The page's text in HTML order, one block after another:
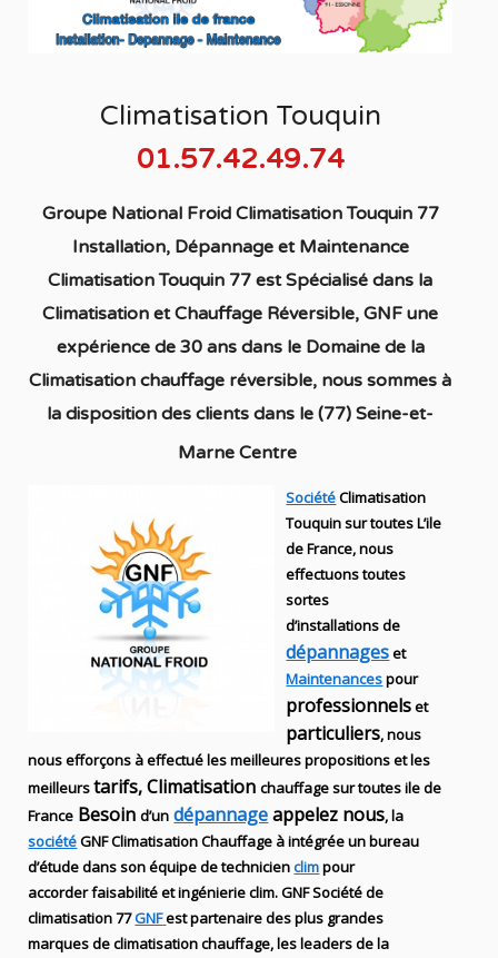
Climatisation Touquin
01.57.42.49.74
Groupe National Froid Climatisation Touquin 77
Installation, Dépannage et Maintenance
Climatisation Touquin 77est Spécialisé dans la
Climatisation et Chauffage Réversible, GNF une
expérience de 30 ans dans le Domaine de la
Climatisation chauffage réversible, nous sommes à
la disposition des clients dans le (77) Seine-et-
Marne Centre
SociétéClimatisation
Touquin sur toutes L’ile
de France, nous
effectuons toutes
sortes
d’installationsde
dépannageset
Maintenancespour
professionnelset
particuliers, nous
nous efforçons à effectué les meilleures propositions et les
meilleurstarifs, Climatisationchauffage sur toutes ile de
France Besoind’un dépannageappelez nous, la
sociétéGNFClimatisation Chauffage à intégrée un bureau
d’étude dans son équipe de technicienclimpour
accorder faisabilité et ingénierieclim.GNFSociété de
climatisation 77GNFest partenaire des plus grandes
marques declimatisation chauffage, les leadersde la